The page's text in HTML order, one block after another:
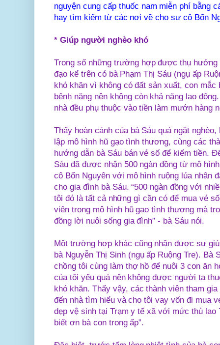
nguyện cung cấp thuốc nam miễn phí bằng
hay tìm kiếm từ các nơi về cho sư cô Bổn
* Giúp người nghèo khó
Trong số những trường hợp được thụ
đạo kể trên có bà Phạm Thị Sáu (ngụ ấp
khó khăn vì không có đất sản xuất, con mắc
bệnh nặng nên không còn khả năng lao
nhà đều phụ thuộc vào tiền làm mướn hàng
Thấy hoàn cảnh của bà Sáu quá ngặt
lập mô hình hũ gạo tình thương, cùng các
hướng dẫn bà Sáu bán vé số để kiếm tiền.
Sáu đã được nhận 500 ngàn đồng từ mô
cô Bổn Nguyên với mô hình ruộng lúa nhân
cho gia đình bà Sáu. “500 ngàn đồng với
tôi đó là tất cả những gì cần có để mua vé
viên trong mô hình hũ gạo tình thương mà
đồng lời nuôi sống gia đình” - bà Sáu nói.
Một trường hợp khác cũng nhận được sự
bà Nguyễn Thị Sinh (ngụ ấp Ruộng Tre). Bà
chồng tôi cùng làm thợ hồ để nuôi 3 con ăn
của tôi yếu quá nên không được người ta
khó khăn. Thấy vậy, các thành viên tham
đến nhà tìm hiểu và cho tôi vay vốn đi mua
dẹp vệ sinh tại Trạm y tế xã với mức thù lao
biết ơn bà con trong ấp”.